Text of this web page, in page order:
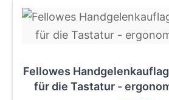
Fellowes
für die Tastatur -